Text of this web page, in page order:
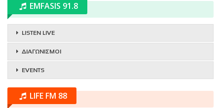
EMFASIS 91.8
LISTEN LIVE
ΔΙΑΓΩΝΙΣΜΟΙ
EVENTS
LIFE FM 88